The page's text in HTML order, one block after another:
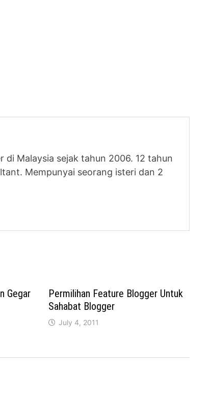
Malaysia sejak tahun 2006. 12 tahun
Mempunyai seorang isteri dan 2
Gegar
Permilihan Feature Blogger Untuk
Sahabat Blogger
July 4, 2011